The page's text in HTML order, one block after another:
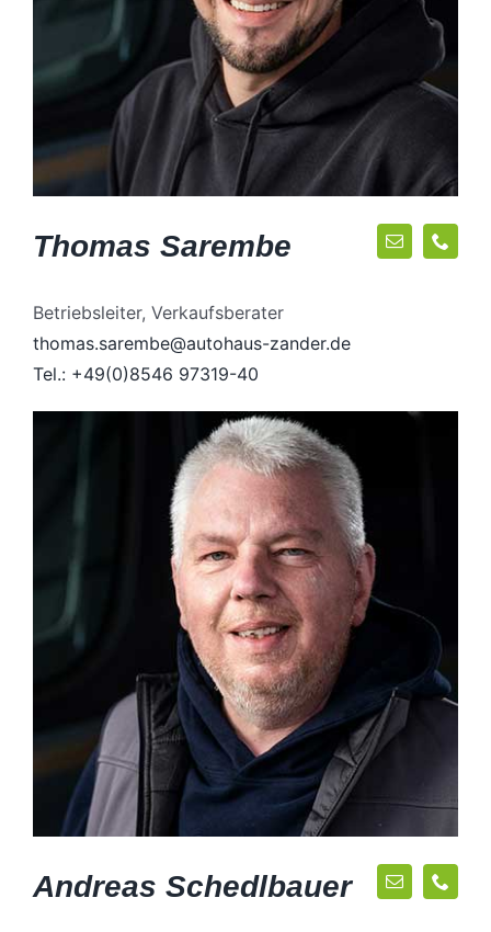
Thomas Sarembe
Betriebsleiter, Verkaufsberater
thomas.sarembe@autohaus-zander.de
Tel.: +49(0)8546 97319-40
Andreas Schedlbauer